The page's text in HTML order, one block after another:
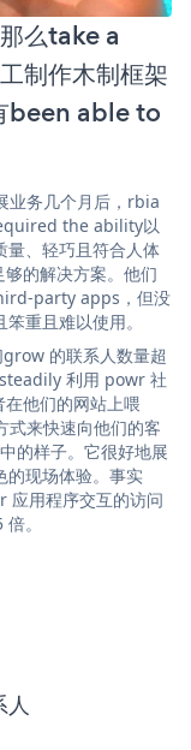
么take a
制作木制框架
been able to
业务几个月后，rbia
the ability以
量、轻巧且符合人体
的解决方案。他们
party apps，但没
重且难以使用。
的联系人数量超
利用 powr 社
他们的网站上喂
来快速向他们的客
的样子。它很好地展
的现场体验。事实
应用程序交互的访问
。